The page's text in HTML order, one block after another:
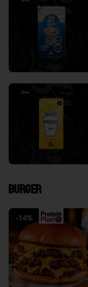
Burger
-14%